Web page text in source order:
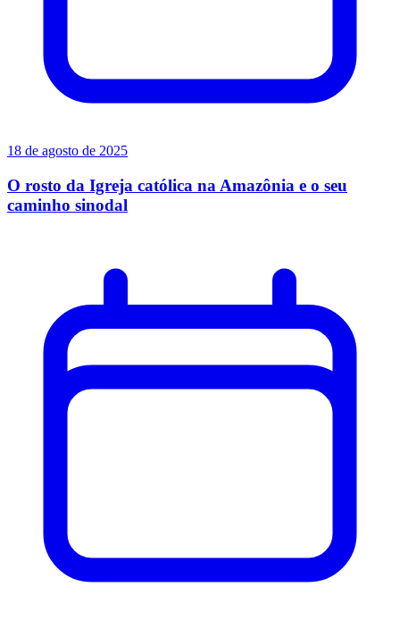
18 de agosto de 2025
O rosto da Igreja católica na Amazônia e o seu
caminho sinodal